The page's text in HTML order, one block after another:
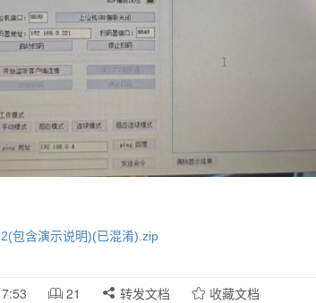
包含演示说明)(已混淆).zip
21 转发文档 收藏文档